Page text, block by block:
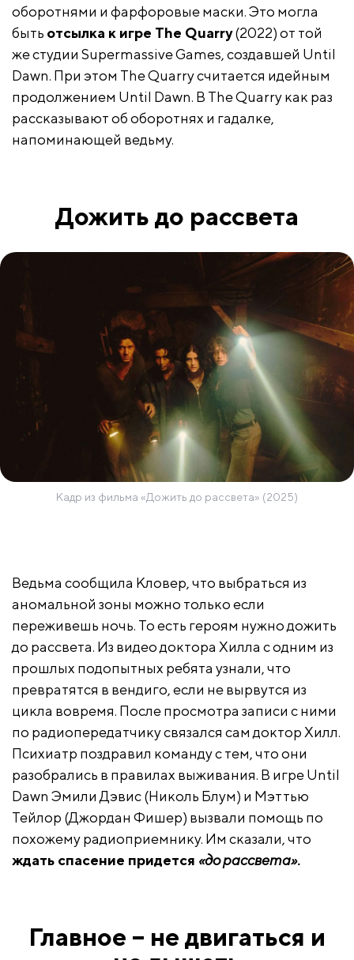
оборотнями и фарфоровые маски. Это могла
быть отсылка к игре The Quarry(2022) от той
же студии Supermassive Games, создавшей Until
Dawn. При этом The Quarry считается идейным
продолжением Until Dawn. В The Quarry как раз
рассказывают об оборотнях и гадалке,
напоминающей ведьму.
Дожить до рассвета
Кадр из фильма «Дожить до рассвета» (2025)
Ведьма сообщила Кловер, что выбраться из
аномальной зоны можно только если
переживешь ночь. То есть героям нужно дожить
до рассвета. Из видео доктора Хилла с одним из
прошлых подопытных ребята узнали, что
превратятся в вендиго, если не вырвутся из
цикла вовремя. После просмотра записи с ними
по радиопередатчику связался сам доктор Хилл.
Психиатр поздравил команду с тем, что они
разобрались в правилах выживания. В игре Until
Dawn Эмили Дэвис (Николь Блум) и Мэттью
Тейлор (Джордан Фишер) вызвали помощь по
похожему радиоприемнику. Им сказали, что
ждать спасение придется «до рассвета».
Главное – не двигаться и